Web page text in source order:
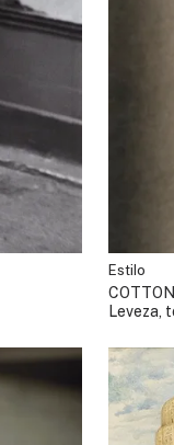
Estilo
Leveza,